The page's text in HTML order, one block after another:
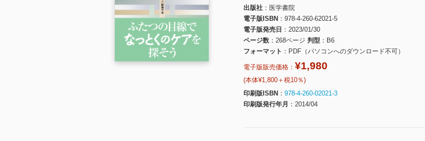
出版社
医学書院
電子版ISBN
978-4-260-62021-5
電子版発売日
2023/01/30
ページ数
268ページ 判型
B6
フォーマット
PDF（パソコンへのダウンロード不可）
電子版販売価格： ¥1,980
(本体¥1,800＋税10％)
印刷版ISBN
978-4-260-02021-3
印刷版発行年月
2014/04